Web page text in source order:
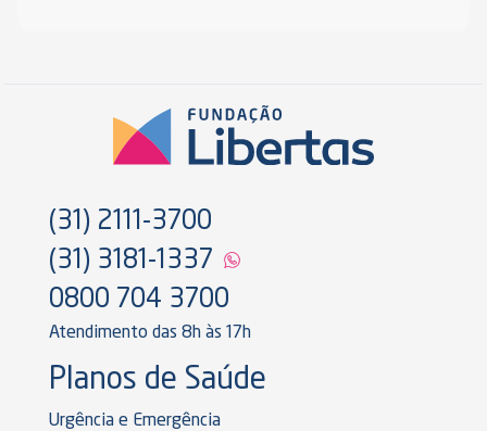
(31) 2111-3700
(31) 3181-1337
0800 704 3700
Atendimento das 8h às 17h
Planos de Saúde
Urgência e Emergência